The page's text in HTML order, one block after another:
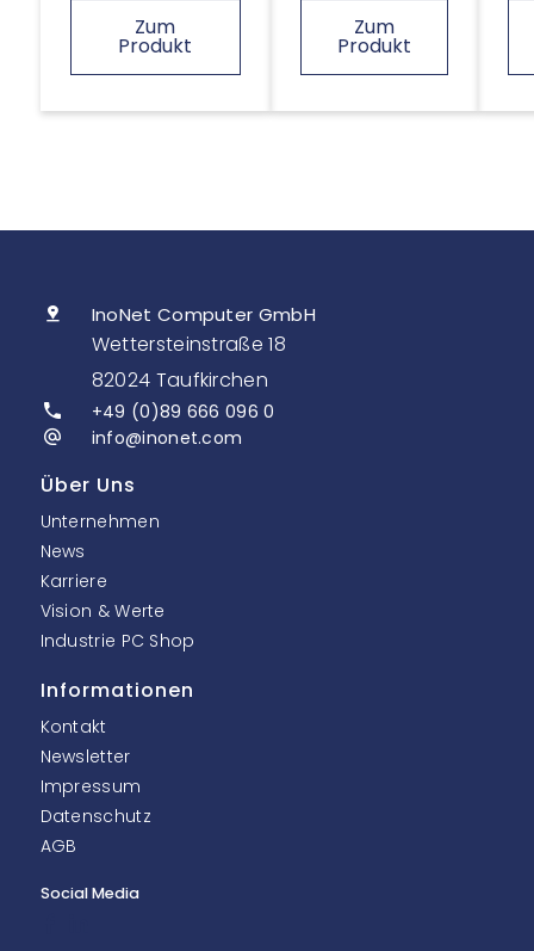
Zum
Produkt
Zum
Produkt
InoNet Computer GmbH
Wettersteinstraße 18
82024 Taufkirchen
+49 (0)89 666 096 0
info@inonet.com
Über Uns
Unternehmen
News
Karriere
Vision & Werte
Industrie PC Shop
Informationen
Kontakt
Newsletter
Impressum
Datenschutz
AGB
Social Media